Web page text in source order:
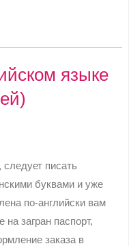
языке
писать
буквами и уже
по-английски вам
загран паспорт,
заказа в